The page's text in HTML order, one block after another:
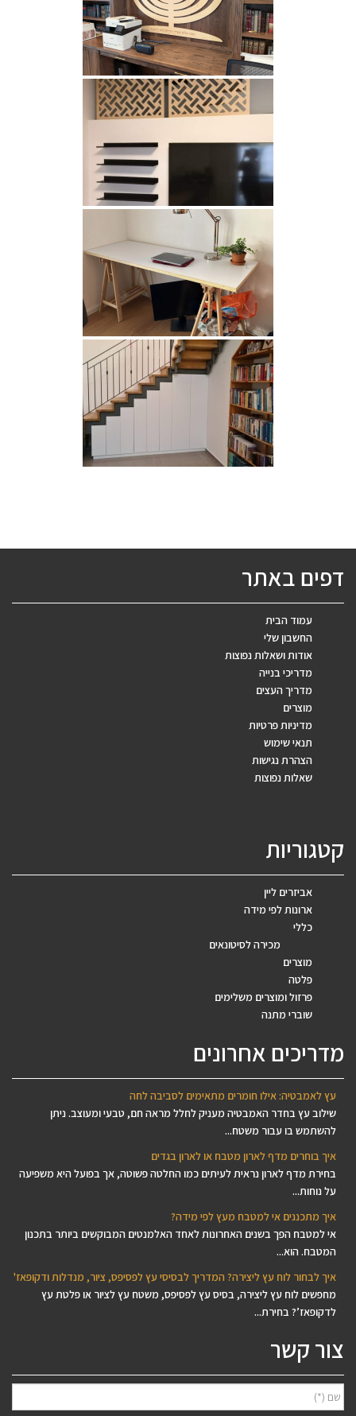
דפים באתר
עמוד הבית
החשבון שלי
אודות ושאלות נפוצות
מדריכי בנייה
מדריך העצים
מוצרים
מדיניות פרטיות
תנאי שימוש
הצהרת נגישות
שאלות נפוצות
קטגוריות
אביזרים ליין
ארונות לפי מידה
כללי
מכירה לסיטונאים
מוצרים
פלטה
פרזול ומוצרים משלימים
שוברי מתנה
מדריכים אחרונים
עץ לאמבטיה: אילו חומרים מתאימים לסביבה לחה
שילוב עץ בחדר האמבטיה מעניק לחלל מראה חם, טבעי ומעוצב. ניתן
להשתמש בו עבור משטח...
איך בוחרים מדף לארון מטבח או לארון בגדים
בחירת מדף לארון נראית לעיתים כמו החלטה פשוטה, אך בפועל היא משפיעה
על נוחות...
איך מתכננים אי למטבח מעץ לפי מידה?
אי למטבח הפך בשנים האחרונות לאחד האלמנטים המבוקשים ביותר בתכנון
המטבח. הוא...
איך לבחור לוח עץ ליצירה? המדריך לבסיסי עץ לפסיפס, ציור, מנדלות ודקופאז'
מחפשים לוח עץ ליצירה, בסיס עץ לפסיפס, משטח עץ לציור או פלטת עץ
לדקופאז’? בחירת...
צור קשר